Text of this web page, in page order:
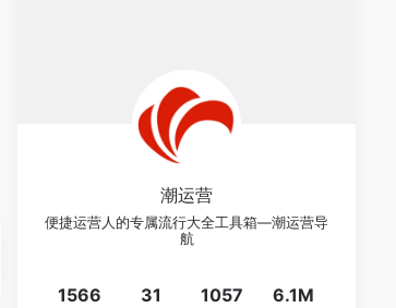
潮运营
便捷运营人的专属流行大全工具箱—潮运营导
航
1566 31 1057 6.1M